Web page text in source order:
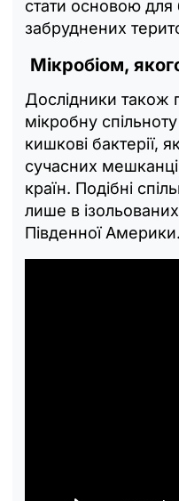
стати основою для
забруднених
Мікробіом,
Дослідники також
мікробну
кишкові бактерії,
сучасних
країн. Подібні
лише в
Південної Америки.